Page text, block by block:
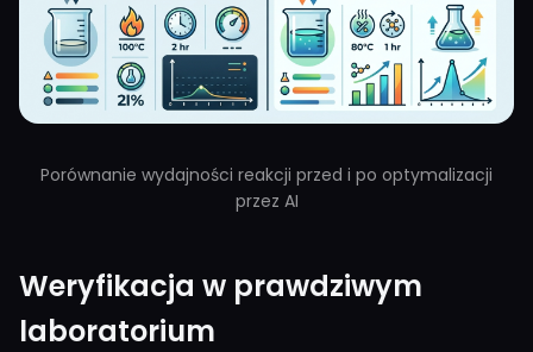
Porównanie wydajności reakcji przed i po optymalizacji
przez AI
Weryfikacja w prawdziwym
laboratorium